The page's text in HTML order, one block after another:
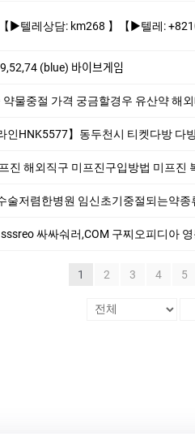
텔레: +8210-2452-9789】국가기술자격증대리시험 텝스대리시험 토익대
(blue) 바이브게임
물중절 가격 궁금할경우 유산약 해
인HNK5577】동두천시 티켓다방 다
진 해외직구 미프진구입방법 미프진
술저렴한병원 임신초기중절되는약종
싸싸숴러,COM 구찌오피디아 영동군 미러급
1 2 3 4 5